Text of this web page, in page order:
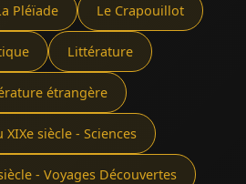
Pléïade Le Crapouillot
Littérature
étrangère
XIXe siècle - Sciences
- Voyages Découvertes